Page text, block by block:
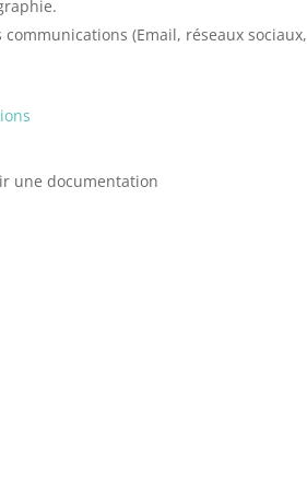
communications (Email, réseaux sociaux,
une documentation